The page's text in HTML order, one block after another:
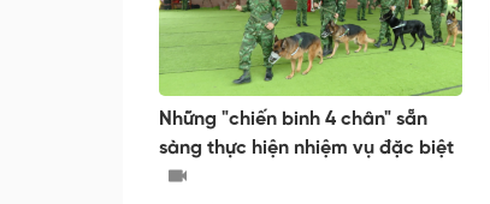
Những "chiến binh 4 chân" sẵn
sàng thực hiện nhiệm vụ đặc biệt